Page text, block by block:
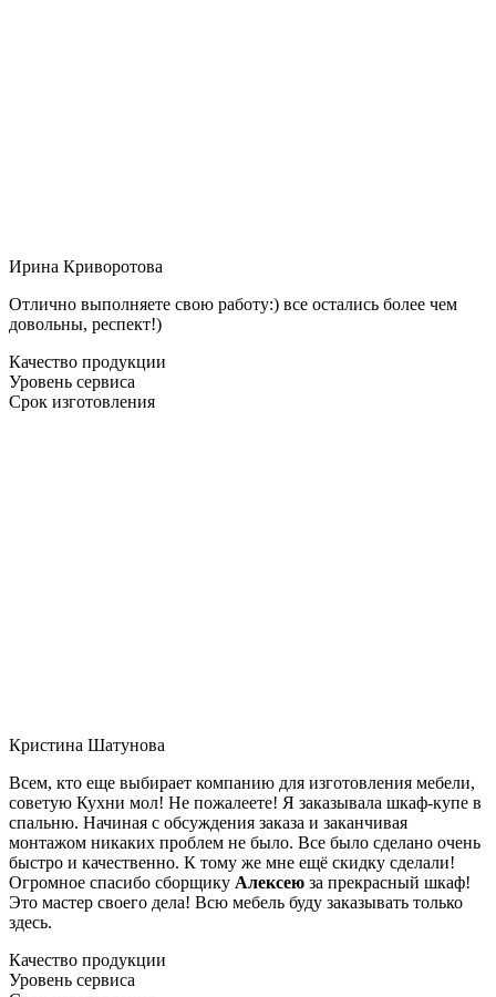
Ирина Криворотова
Отлично выполняете свою работу:) все остались более чем
довольны, респект!)
Качество продукции
Уровень сервиса
Срок изготовления
Кристина Шатунова
Всем, кто еще выбирает компанию для изготовления мебели,
советую Кухни мол! Не пожалеете! Я заказывала шкаф-купе в
спальню. Начиная с обсуждения заказа и заканчивая
монтажом никаких проблем не было. Все было сделано очень
быстро и качественно. К тому же мне ещё скидку сделали!
Огромное спасибо сборщику Алексею за прекрасный шкаф!
Это мастер своего дела! Всю мебель буду заказывать только
здесь.
Качество продукции
Уровень сервиса